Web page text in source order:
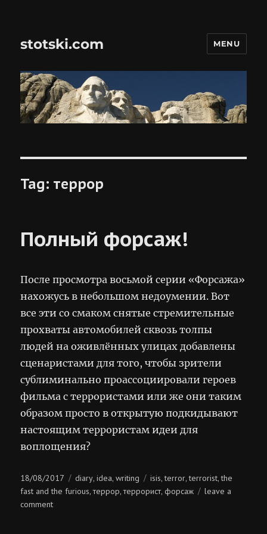
stotski.com MENU
Tag: террор
Полный форсаж!
После просмотра восьмой серии «Форсажа»
нахожусь в небольшом недоумении. Вот
все эти со смаком снятые стремительные
прохваты автомобилей сквозь толпы
людей на оживлённых улицах добавлены
сценаристами для того, чтобы зрители
сублиминально проассоциировали героев
фильма с террористами или же они таким
образом просто в открытую подкидывают
настоящим террористам идеи для
воплощения?
Posted
on
18/08/2017 Categories
diary,idea,writing Tags
isis,terror,terrorist,the
fast and the furious,террор,террорист,форсаж
leave a
commenton